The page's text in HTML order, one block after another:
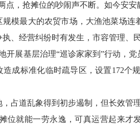
点，抢摊位的吵闹声不断。如今安
规模最大的农贸市场，大渔池菜场
、经营纠纷时有发生，市容管理、
开展基层治理“巡诊家家到”行动，
造成标准化临时疏导区，设置172个
占道乱象得到初步遏制，但长效管
位就能一劳永逸，可真运营起来才